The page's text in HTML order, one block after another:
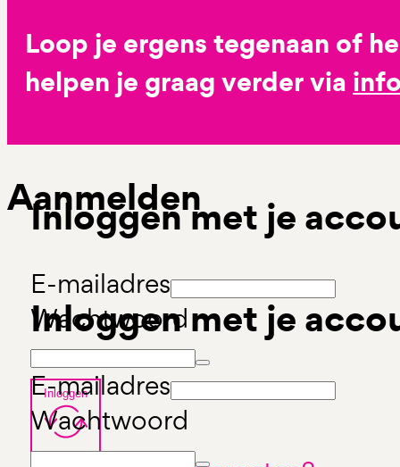
Loop je ergens tegenaan of
helpen je graag verder via
Inloggen met je
E-mailadres
Wachtwoord
Inloggen
Aanmelden
Inloggen met je
E-mailadres
Wachtwoord